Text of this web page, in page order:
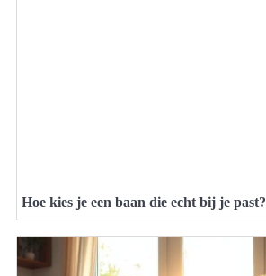
Hoe kies je een baan die echt bij je past?